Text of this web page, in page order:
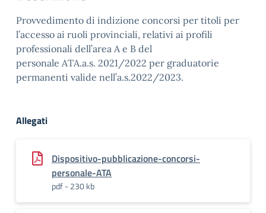
Provvedimento di indizione concorsi per titoli per
l’accesso ai ruoli provinciali, relativi ai profili
professionali dell’area A e B del
personale ATA.a.s. 2021/2022 per graduatorie
permanenti valide nell’a.s.2022/2023.
Allegati
Dispositivo-pubblicazione-concorsi-
personale-ATA
pdf - 230 kb